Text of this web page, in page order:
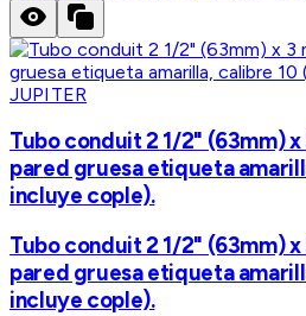
JUPITER
Tubo conduit 2 1/2" (63mm)
pared gruesa etiqueta
incluye cople).
Tubo conduit 2 1/2" (63mm)
pared gruesa etiqueta
incluye cople).